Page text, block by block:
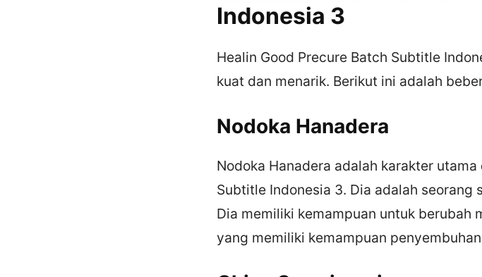
Indonesia 3
Healin Good Precure Batch Subtitle
kuat dan menarik. Berikut ini adalah
Nodoka Hanadera
Nodoka Hanadera adalah karakter
Subtitle Indonesia 3. Dia adalah
Dia memiliki kemampuan untuk berubah
yang memiliki kemampuan